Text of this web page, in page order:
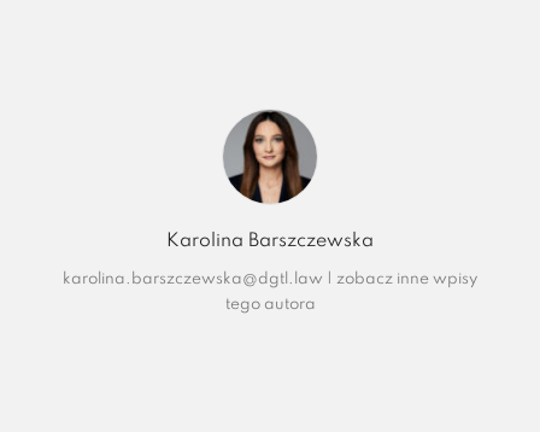
Karolina Barszczewska
karolina.barszczewska@dgtl.law
zobacz inne wpisy
tego autora